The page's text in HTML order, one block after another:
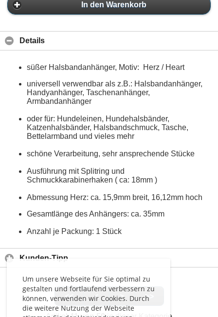
Um unsere Webseite für Sie optimal zu
gestalten und fortlaufend verbessern zu
können, verwenden wir Cookies. Durch
die weitere Nutzung der Webseite
In den Warenkorb
Details
süßer Halsbandanhänger, Motiv: Herz / Heart
universell verwendbar als z.B.: Halsbandanhänger,
Handyanhänger, Taschenanhänger,
Armbandanhänger
oder für: Hundeleinen, Hundehalsbänder,
Katzenhalsbänder, Halsbandschmuck, Tasche,
Bettelarmband und vieles mehr
schöne Verarbeitung, sehr ansprechende Stücke
Ausführung mit Splitring und
Schmuckkarabinerhaken ( ca: 18mm )
Abmessung Herz: ca. 15,9mm breit, 16,12mm hoch
Gesamtlänge des Anhängers: ca. 35mm
Anzahl je Packung: 1 Stück
Kunden-Tipp
<< < > >>